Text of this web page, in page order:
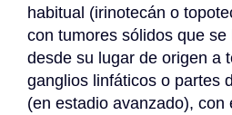
habitual (irinotecán o
con tumores sólidos que
desde su lugar de origen a
ganglios linfáticos o partes
(en estadio avanzado), con